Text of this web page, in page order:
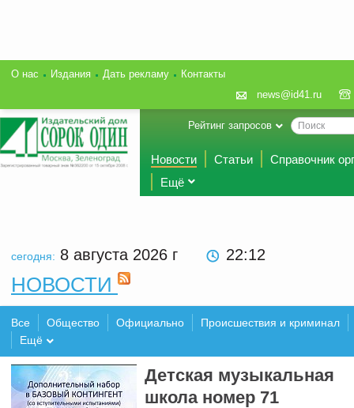
О нас Издания Дать рекламу
Контакты
news@id41.ru
Рейтинг запросов
Новости Статьи
Справочник
Ещё
сегодня: 8 августа 2026 г 22:12
НОВОСТИ
Все Общество Официально
Происшествия и криминал
Ещё
Детская музыкальная
школа номер 71